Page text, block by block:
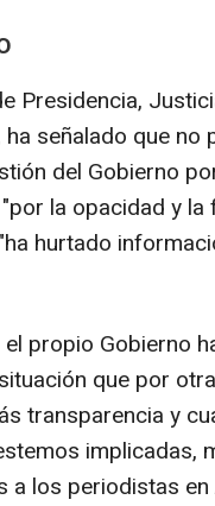
Presidencia,
señalado que no
del Gobierno
la opacidad y
hurtado
propio Gobierno
que por
transparencia y
implicadas,
a los periodistas